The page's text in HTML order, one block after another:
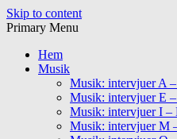
Skip to content
Primary Menu
Hem
Musik
Musik: intervjuer A
Musik: intervjuer E
Musik: intervjuer I –
Musik: intervjuer M